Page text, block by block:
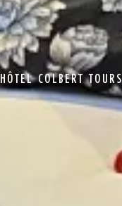
HÔTEL COLBERT TOURS